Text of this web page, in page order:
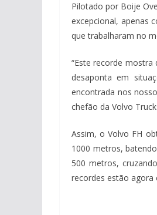
Pilotado por Boije
excepcional, apenas
que trabalharam no
“Este recorde
desaponta em
encontrada nos
chefão da Volvo
Assim, o Volvo FH
1000 metros,
500 metros,
recordes estão agora